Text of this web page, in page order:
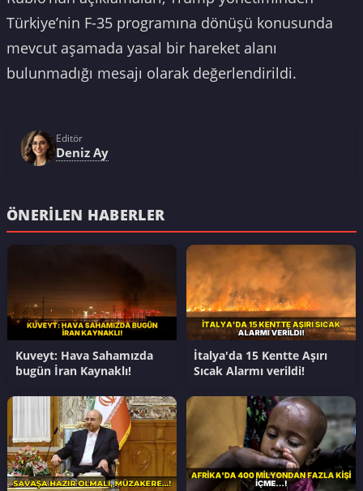
Türkiye’nin F-35 programına dönüşü konusunda
mevcut aşamada yasal bir hareket alanı
bulunmadığı mesajı olarak değerlendirildi.
Editör
Deniz Ay
ÖNERILEN HABERLER
Kuveyt: Hava Sahamızda
bugün İran Kaynaklı!
İtalya'da 15 Kentte Aşırı
Sıcak Alarmı verildi!